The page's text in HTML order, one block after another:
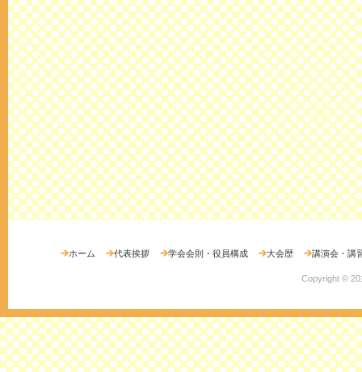
ホーム 代表挨拶 学会会則・役員構成 大会歴 講演会・講
Copyright ©